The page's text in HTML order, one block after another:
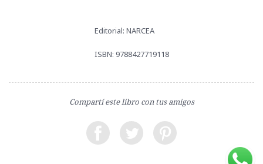
Editorial: NARCEA
ISBN: 9788427719118
Compartí este libro con tus amigos